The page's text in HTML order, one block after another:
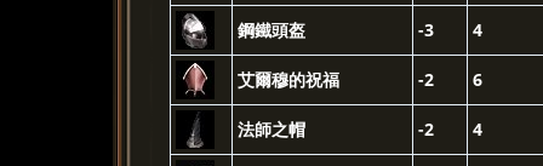
鋼鐵頭盔
-3 4
艾爾穆的祝福 -2 6
法師之帽 -2 4